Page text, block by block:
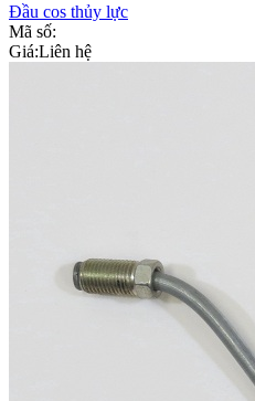
Đầu cos thủy lực
Mã số:
Giá:Liên hệ